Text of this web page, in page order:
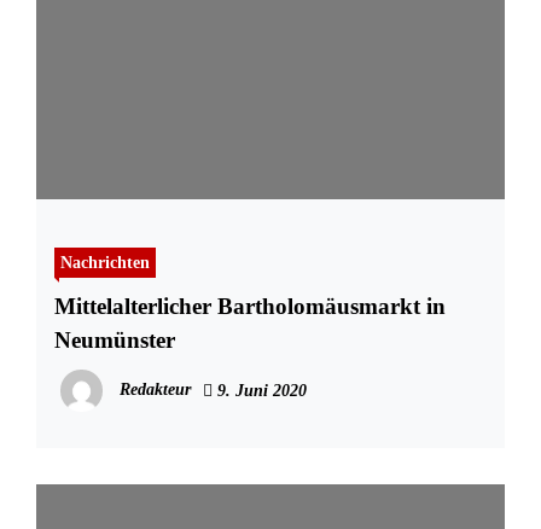
Nachrichten
Mittelalterlicher Bartholomäusmarkt in
Neumünster
Redakteur 9. Juni 2020